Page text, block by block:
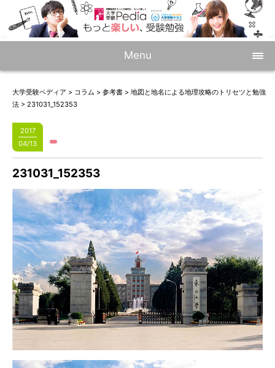
Menu
大学受験ペディア > コラム > 参考書 > 地図と地名による地理攻略のトリセツと勉強
法 > 231031_152353
2017
04/13
231031_152353